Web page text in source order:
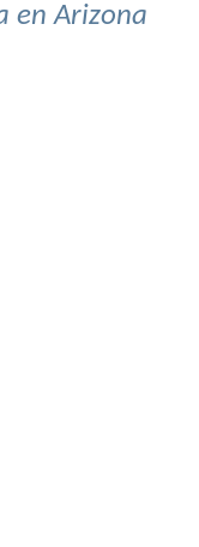
en Arizona